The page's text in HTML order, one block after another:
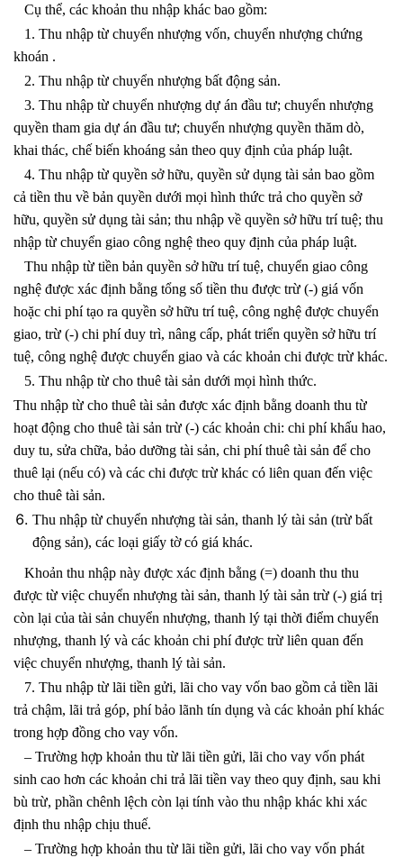
Cụ thể, các khoản thu nhập khác bao gồm:
1. Thu nhập từ chuyển nhượng vốn, chuyển nhượng chứng
khoán .
2. Thu nhập từ chuyển nhượng bất động sản.
3. Thu nhập từ chuyển nhượng dự án đầu tư; chuyển nhượng
quyền tham gia dự án đầu tư; chuyển nhượng quyền thăm dò,
khai thác, chế biến khoáng sản theo quy định của pháp luật.
4. Thu nhập từ quyền sở hữu, quyền sử dụng tài sản bao gồm
cả tiền thu về bản quyền dưới mọi hình thức trả cho quyền sở
hữu, quyền sử dụng tài sản; thu nhập về quyền sở hữu trí tuệ; thu
nhập từ chuyển giao công nghệ theo quy định của pháp luật.
Thu nhập từ tiền bản quyền sở hữu trí tuệ, chuyển giao công
nghệ được xác định bằng tổng số tiền thu được trừ (-) giá vốn
hoặc chi phí tạo ra quyền sở hữu trí tuệ, công nghệ được chuyển
giao, trừ (-) chi phí duy trì, nâng cấp, phát triển quyền sở hữu trí
tuệ, công nghệ được chuyển giao và các khoản chi được trừ khác.
5. Thu nhập từ cho thuê tài sản dưới mọi hình thức.
Thu nhập từ cho thuê tài sản được xác định bằng doanh thu từ
hoạt động cho thuê tài sản trừ (-) các khoản chi: chi phí khấu hao,
duy tu, sửa chữa, bảo dưỡng tài sản, chi phí thuê tài sản để cho
thuê lại (nếu có) và các chi được trừ khác có liên quan đến việc
cho thuê tài sản.
Thu nhập từ chuyển nhượng tài sản, thanh lý tài sản (trừ bất
động sản), các loại giấy tờ có giá khác.
Khoản thu nhập này được xác định bằng (=) doanh thu thu
được từ việc chuyển nhượng tài sản, thanh lý tài sản trừ (-) giá trị
còn lại của tài sản chuyển nhượng, thanh lý tại thời điểm chuyển
nhượng, thanh lý và các khoản chi phí được trừ liên quan đến
việc chuyển nhượng, thanh lý tài sản.
7. Thu nhập từ lãi tiền gửi, lãi cho vay vốn bao gồm cả tiền lãi
trả chậm, lãi trả góp, phí bảo lãnh tín dụng và các khoản phí khác
trong hợp đồng cho vay vốn.
– Trường hợp khoản thu từ lãi tiền gửi, lãi cho vay vốn phát
sinh cao hơn các khoản chi trả lãi tiền vay theo quy định, sau khi
bù trừ, phần chênh lệch còn lại tính vào thu nhập khác khi xác
định thu nhập chịu thuế.
– Trường hợp khoản thu từ lãi tiền gửi, lãi cho vay vốn phát